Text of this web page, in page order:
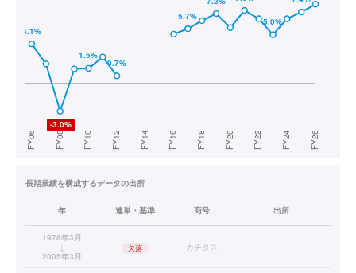
長期業績を構成するデータの出所
年 連単・基準 商号 出所
1978年3月
↓
2005年3月
欠落 カチタス —